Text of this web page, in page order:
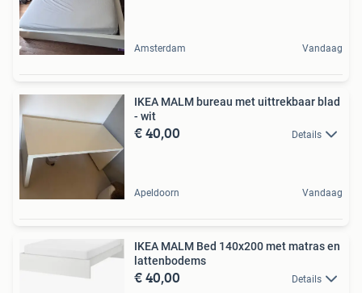
Amsterdam Vandaag
IKEA MALM bureau met uittrekbaar blad
- wit
€ 40,00 Details
Apeldoorn Vandaag
IKEA MALM Bed 140x200 met matras en
lattenbodems
€ 40,00 Details